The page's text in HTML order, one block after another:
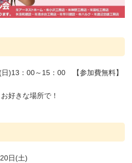
)13：00～15：00 【参加費無料】
好きな場所で！
日(土)